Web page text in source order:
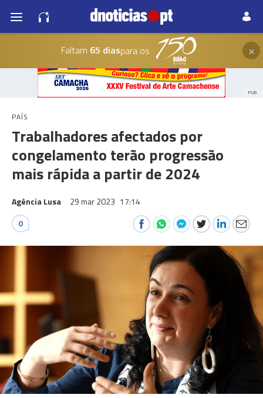
Faltam 65 diaspara os ×
PUB
PAÍS
Trabalhadores afectados por
congelamento terão progressão
mais rápida a partir de 2024
Agência Lusa 29 mar 2023 17:14
0